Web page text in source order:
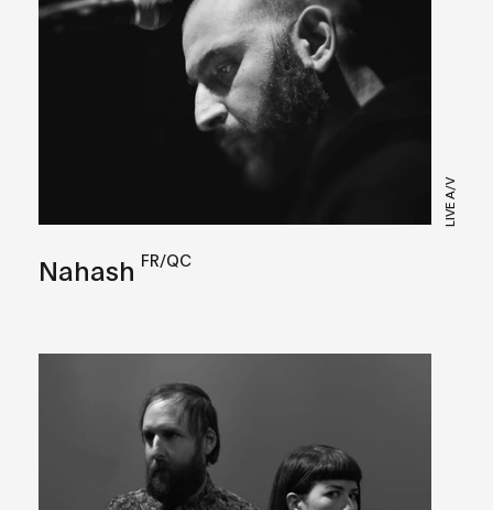
LIVE A/V
Nahash FR/QC